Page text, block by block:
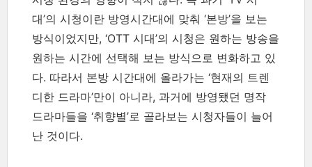
대’의 시청이란 방영시간대에 맞춰 ‘본방’을 보는
방식이었지만, ‘OTT 시대’의 시청은 원하는 방송을
원하는 시간에 선택해 보는 방식으로 변화하고 있
다. 따라서 본방 시간대에 올라가는 ‘현재의 트렌
디한 드라마’만이 아니라, 과거에 방영됐던 명작
드라마들을 ‘취향별’로 골라보는 시청자들이 늘어
난 것이다.